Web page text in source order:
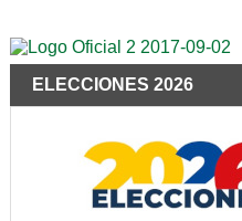
ELECCIONES 2026